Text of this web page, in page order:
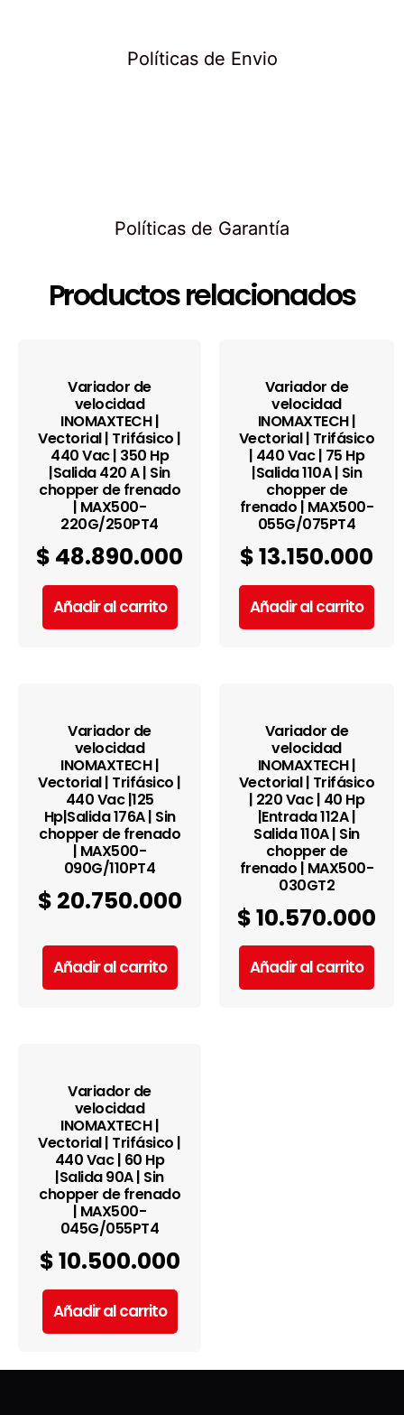
Políticas de Envio
Políticas de Garantía
Productos relacionados
Variador de
velocidad
INOMAXTECH |
Vectorial | Trifásico |
440 Vac | 350 Hp
|Salida 420 A | Sin
chopper de frenado
| MAX500-
220G/250PT4
$ 48.890.000
Añadir al carrito
Variador de
velocidad
INOMAXTECH |
Vectorial | Trifásico
| 440 Vac | 75 Hp
|Salida 110A | Sin
chopper de
frenado | MAX500-
055G/075PT4
$13.150.000
Añadir al carrito
Variador de
velocidad
INOMAXTECH |
Vectorial | Trifásico |
440 Vac |125
Hp|Salida 176A | Sin
chopper de frenado
| MAX500-
090G/110PT4
$ 20.750.000
Añadir al carrito
Variador de
velocidad
INOMAXTECH |
Vectorial | Trifásico
| 220 Vac | 40 Hp
|Entrada 112A |
Salida 110A | Sin
chopper de
frenado | MAX500-
030GT2
$10.570.000
Añadir al carrito
Variador de
velocidad
INOMAXTECH |
Vectorial | Trifásico |
440 Vac | 60 Hp
|Salida 90A | Sin
chopper de frenado
| MAX500-
045G/055PT4
$10.500.000
Añadir al carrito